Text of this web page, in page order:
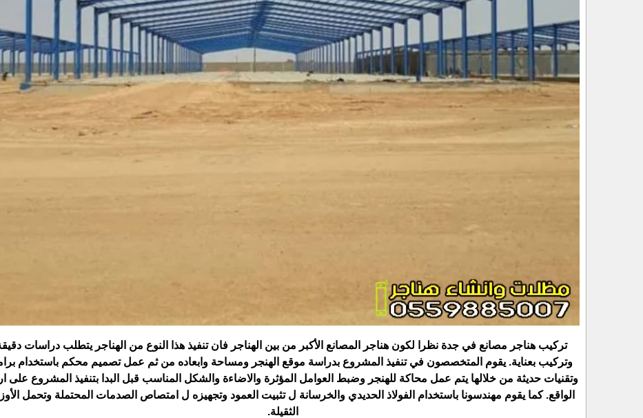
تركيب هناجر مصانع في جدة نظرا لكون هناجر المصانع الأكبر من بين الهناجر فان تنفيذ هذا النوع من الهناجر يتطلب دراسات
وتركيب بعناية. يقوم المتخصصون في تنفيذ المشروع بدراسة موقع الهنجر ومساحة وابعاده من ثم عمل تصميم محكم باستخدام
وتقنيات حديثة من خلالها يتم عمل محاكة للهنجر وضبط العوامل المؤثرة والاضاءة والشكل المناسب قبل البدا بتنفيذ المشروع على
الواقع. كما يقوم مهندسونا باستخدام الفولاذ الحديدي والخرسانة ل تثبيت العمود وتجهيزه ل امتصاص الصدمات المحتملة وتحمل
الثقيلة.